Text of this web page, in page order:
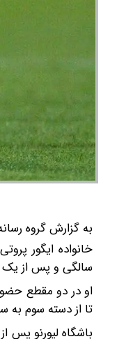
به گزارش گروه
سالگی و پس از یک
تا از دسته سوم به